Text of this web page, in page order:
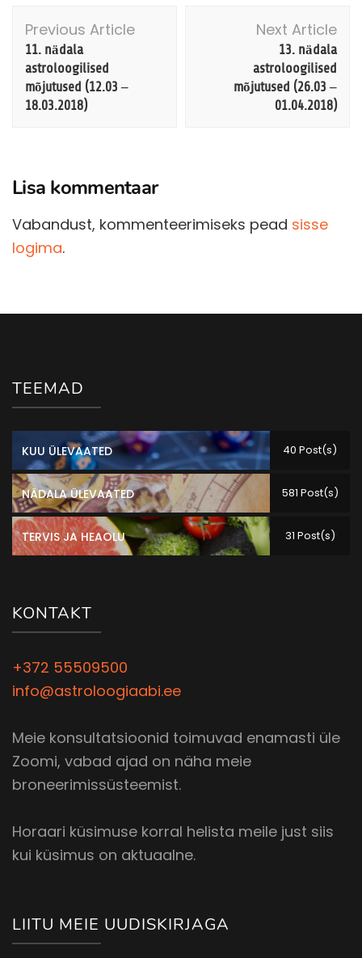
Post
Navigation
Previous Article
11. nädala
astroloogilised
mõjutused (12.03 –
18.03.2018)
Next Article
13. nädala
astroloogilised
mõjutused (26.03 –
01.04.2018)
Lisa kommentaar
Vabandust, kommenteerimiseks pead sisse
logima.
TEEMAD
KUU ÜLEVAATED 40 Post(s)
NÄDALA ÜLEVAATED 581 Post(s)
TERVIS JA HEAOLU 31 Post(s)
KONTAKT
+372 55509500
info@astroloogiaabi.ee
Meie konsultatsioonid toimuvad enamasti üle
Zoomi, vabad ajad on näha meie
broneerimissüsteemist.
Horaari küsimuse korral helista meile just siis
kui küsimus on aktuaalne.
LIITU MEIE UUDISKIRJAGA